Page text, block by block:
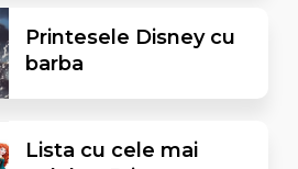
Printesele Disney cu
barba
Lista cu cele mai